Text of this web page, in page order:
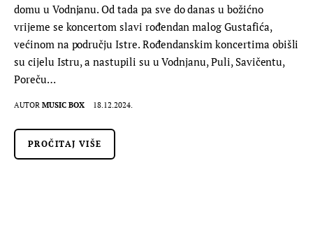
domu u Vodnjanu. Od tada pa sve do danas u božićno
vrijeme se koncertom slavi rođendan malog Gustafića,
većinom na području Istre. Rođendanskim koncertima obišli
su cijelu Istru, a nastupili su u Vodnjanu, Puli, Savičentu,
Poreču…
AUTOR MUSIC BOX 18.12.2024.
PROČITAJ VIŠE